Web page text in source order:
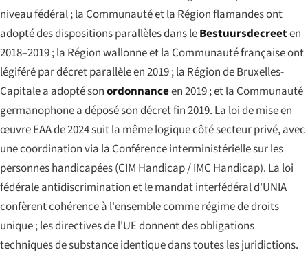
niveau fédéral ; la Communauté et la Région flamandes ont
adopté des dispositions parallèles dans leBestuursdecreeten
2018–2019 ; la Région wallonne et la Communauté française ont
légiféré par décret parallèle en 2019 ; la Région de Bruxelles-
Capitale a adopté sonordonnanceen 2019 ; et la Communauté
germanophone a déposé son décret fin 2019. La loi de mise en
œuvre EAA de 2024 suit la même logique côté secteur privé, avec
une coordination via la Conférence interministérielle sur les
personnes handicapées (CIM Handicap/IMC Handicap). La loi
fédérale antidiscrimination et le mandat interfédéral d'UNIA
confèrent cohérence à l'ensemble comme régime de droits
unique ; les directives de l'UE donnent des obligations
techniques de substance identique dans toutes les juridictions.